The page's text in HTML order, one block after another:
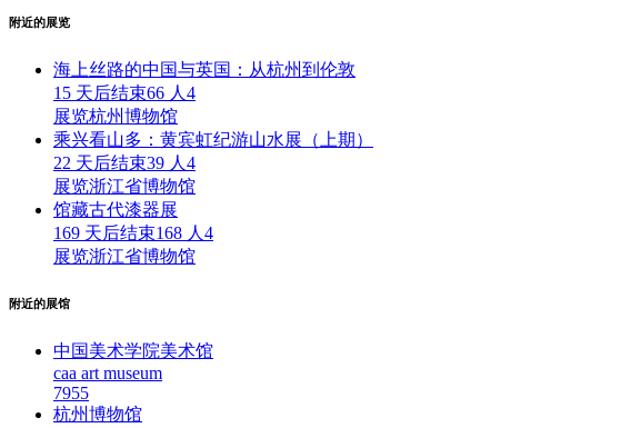
附近的展览
海上丝路的中国与英国：从杭州到伦敦
15 天后结束66 人 4
展览杭州博物馆
乘兴看山多：黄宾虹纪游山水展（上期）
22 天后结束39 人 4
展览浙江省博物馆
馆藏古代漆器展
169 天后结束168 人 4
展览浙江省博物馆
附近的展馆
中国美术学院美术馆
caa art museum
7955
杭州博物馆